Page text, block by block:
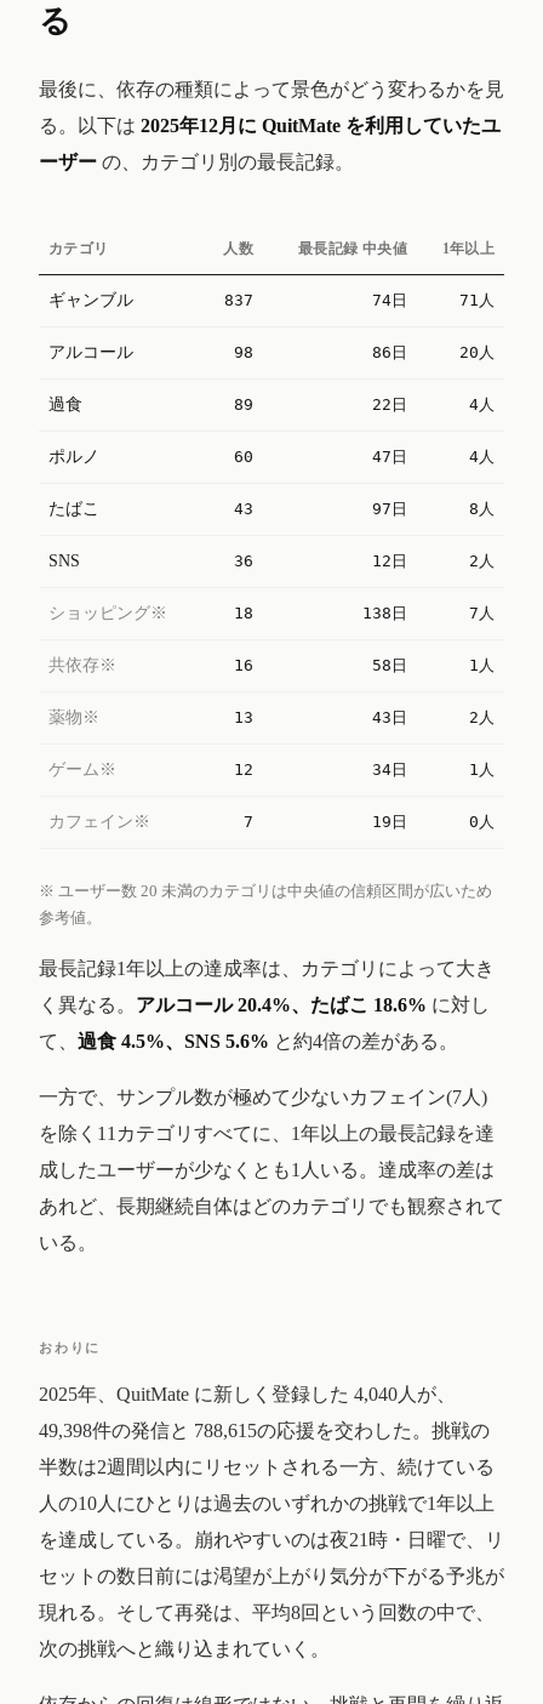
る
最後に、依存の種類によって景色がどう変わるかを見
る。以下は 2025年12月に QuitMate を利用していたユ
ーザー の、カテゴリ別の最長記録。
カテゴリ 人数 最長記録 中央値 1年以上
ギャンブル 837 74日 71人
アルコール 98 86日 20人
過食 89 22日 4人
ポルノ 60 47日 4人
たばこ 43 97日 8人
SNS 36 12日 2人
ショッピング※ 18 138日 7人
共依存※ 16 58日 1人
薬物※ 13 43日 2人
ゲーム※ 12 34日 1人
カフェイン※ 7 19日 0人
※ ユーザー数 20 未満のカテゴリは中央値の信頼区間が広いため
参考値。
最長記録1年以上の達成率は、カテゴリによって大き
く異なる。 アルコール 20.4%、たばこ 18.6% に対し
て、 過食 4.5%、SNS 5.6% と約4倍の差がある。
一方で、サンプル数が極めて少ないカフェイン(7人)
を除く11カテゴリすべてに、1年以上の最長記録を達
成したユーザーが少なくとも1人いる。達成率の差は
あれど、長期継続自体はどのカテゴリでも観察されて
いる。
おわりに
2025年、QuitMate に新しく登録した 4,040人が、
49,398件の発信と 788,615の応援を交わした。挑戦の
半数は2週間以内にリセットされる一方、続けている
人の10人にひとりは過去のいずれかの挑戦で1年以上
を達成している。崩れやすいのは夜21時・日曜で、リ
セットの数日前には渇望が上がり気分が下がる予兆が
現れる。そして再発は、平均8回という回数の中で、
次の挑戦へと織り込まれていく。